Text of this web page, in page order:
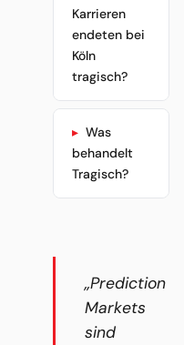
Karrieren
endeten bei
Köln
tragisch?
Was
behandelt
Tragisch?
„Prediction
Markets
sind